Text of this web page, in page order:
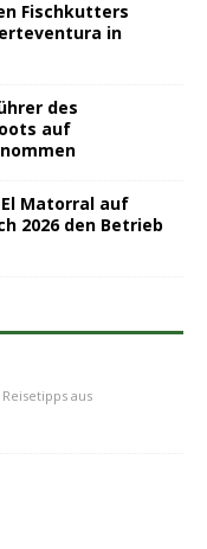
Fischkutters
in
des
auf
Matorral auf
2026 den Betrieb
aus